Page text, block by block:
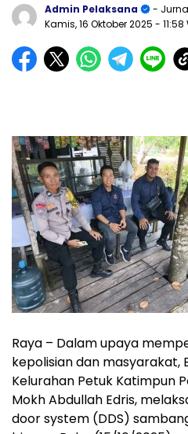
Admin Pelaksana
-
Kamis, 16 Oktober 2025 - 11:58
Raya – Dalam upaya
kepolisian dan masyarakat,
Kelurahan Petuk Katimpun
Mokh Abdullah Edris,
door system (DDS)